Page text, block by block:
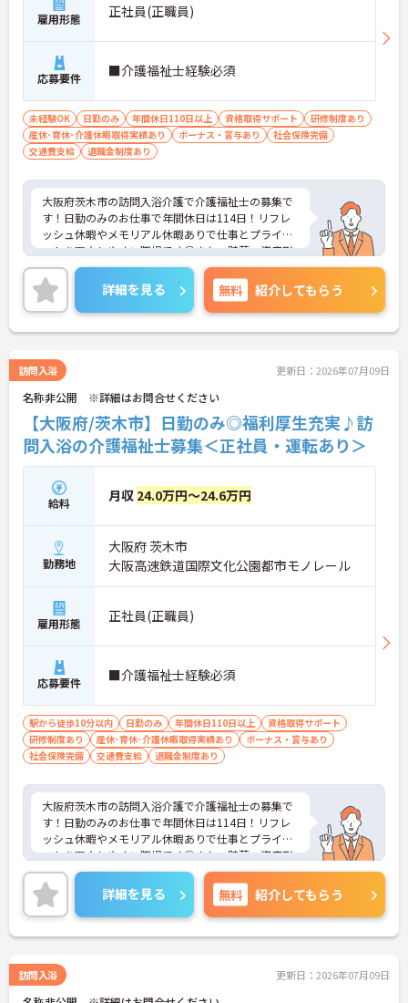
雇用形態 正社員(正職員)
応募要件 ■介護福祉士経験必須
未経験OK 日勤のみ 年間休日110日以上 資格取得サポート
研修制度あり
産休･育休･介護休暇取得実績あり
ボーナス・賞与あり
社会保険完備
交通費支給
退職金制度あり
大阪府茨木市の訪問入浴介護で介護福祉士の募集で
す！日勤のみのお仕事で年間休日は114日！リフレ
ッシュ休暇やメモリアル休暇ありで仕事とプライベ
ートを両立しやすい職場です◎また、貯蓄・資産形
成や暮らしに関する福利厚生が充実！安心して長く
働きやすい環境が整っています♪各種研修制度や資
格取得支援制度はもちろん、年1回のキャリアチャ
レンジ制度もあり、働きながらスキルアップを目指
せる職場です！ご興味のある方は面接ポイントをお
詳細を見る 無料 紹介してもらう
訪問入浴 更新日：2026年07月09日
名称非公開 ※詳細はお問合せください
【大阪府/茨木市】日勤のみ◎福利厚生充実♪訪
問入浴の介護福祉士募集＜正社員・運転あり＞
給料 月収 24.0万円～24.6万円
勤務地
大阪府 茨木市
大阪高速鉄道国際文化公園都市モノレール
雇用形態 正社員(正職員)
応募要件 ■介護福祉士経験必須
駅から徒歩10分以内 日勤のみ 年間休日110日以上
資格取得サポート
研修制度あり
産休･育休･介護休暇取得実績あり
ボーナス・賞与あり
社会保険完備
交通費支給 退職金制度あり
大阪府茨木市の訪問入浴介護で介護福祉士の募集で
す！日勤のみのお仕事で年間休日は114日！リフレ
ッシュ休暇やメモリアル休暇ありで仕事とプライベ
ートを両立しやすい職場です◎また、貯蓄・資産形
成や暮らしに関する福利厚生が充実！安心して長く
働きやすい環境が整っています♪各種研修制度や資
格取得支援制度はもちろん、年1回のキャリアチャ
レンジ制度もあり、働きながらスキルアップを目指
せる職場です！ご興味のある方は面接ポイントをお
詳細を見る 無料 紹介してもらう
訪問入浴 更新日：2026年07月09日